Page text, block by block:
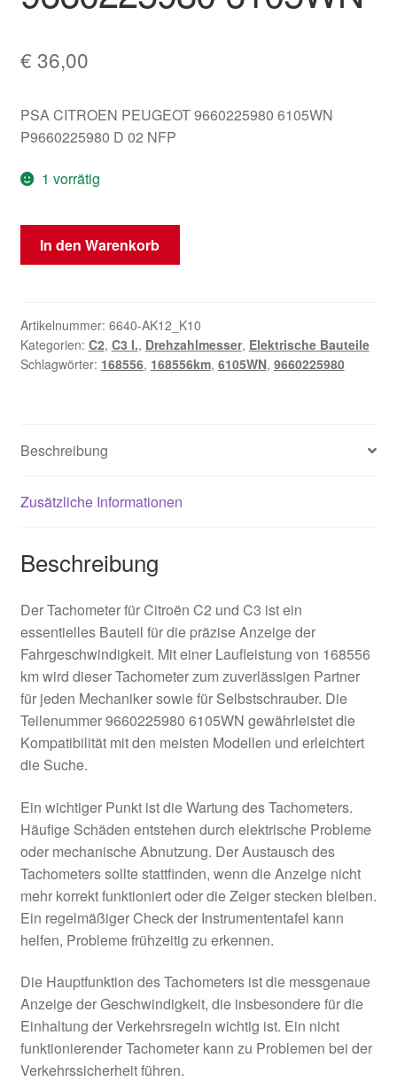
€ 36,00
PSA CITROEN PEUGEOT 9660225980 6105WN
P9660225980 D 02 NFP
1 vorrätig
Tachometer
Citroën
168556
km
9660225980
In den Warenkorb
Artikelnummer: 6640-AK12_K10
Kategorien: C2, C3 I., Drehzahlmesser, Elektrische Bauteile
Schlagwörter: 168556, 168556km, 6105WN, 9660225980
Beschreibung
Zusätzliche Informationen
Beschreibung
Der Tachometer für Citroën C2 und C3 ist ein
essentielles Bauteil für die präzise Anzeige der
Fahrgeschwindigkeit. Mit einer Laufleistung von 168556
km wird dieser Tachometer zum zuverlässigen Partner
für jeden Mechaniker sowie für Selbstschrauber. Die
Teilenummer 9660225980 6105WN gewährleistet die
Kompatibilität mit den meisten Modellen und erleichtert
die Suche.
Ein wichtiger Punkt ist die Wartung des Tachometers.
Häufige Schäden entstehen durch elektrische Probleme
oder mechanische Abnutzung. Der Austausch des
Tachometers sollte stattfinden, wenn die Anzeige nicht
mehr korrekt funktioniert oder die Zeiger stecken bleiben.
Ein regelmäßiger Check der Instrumententafel kann
helfen, Probleme frühzeitig zu erkennen.
Die Hauptfunktion des Tachometers ist die messgenaue
Anzeige der Geschwindigkeit, die insbesondere für die
Einhaltung der Verkehrsregeln wichtig ist. Ein nicht
funktionierender Tachometer kann zu Problemen bei der
Verkehrssicherheit führen.